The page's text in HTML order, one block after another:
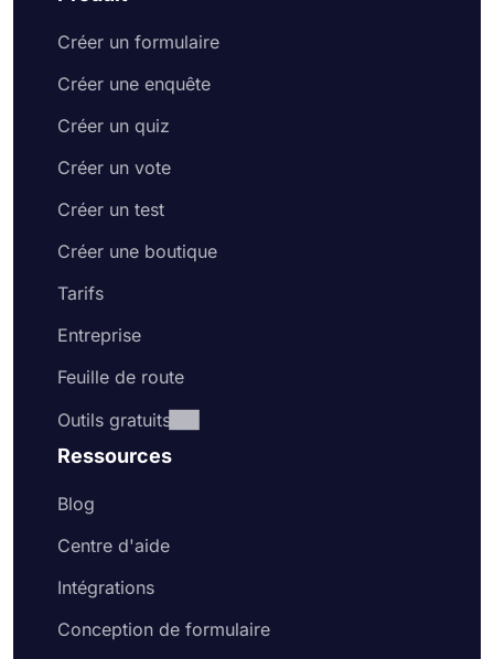
Créer un formulaire
Créer une enquête
Créer un quiz
Créer un vote
Créer un test
Créer une boutique
Tarifs
Entreprise
Feuille de route
Outils gratuits
Ressources
Blog
Centre d'aide
Intégrations
Conception de formulaire